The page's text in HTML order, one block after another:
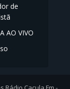
de
AO VIVO